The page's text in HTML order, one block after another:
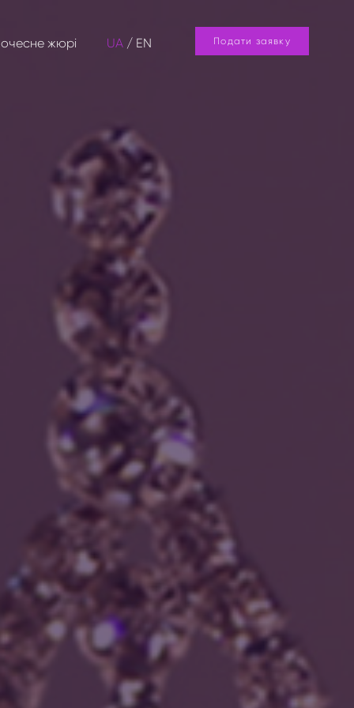
жюрі UA / EN Подати заявку